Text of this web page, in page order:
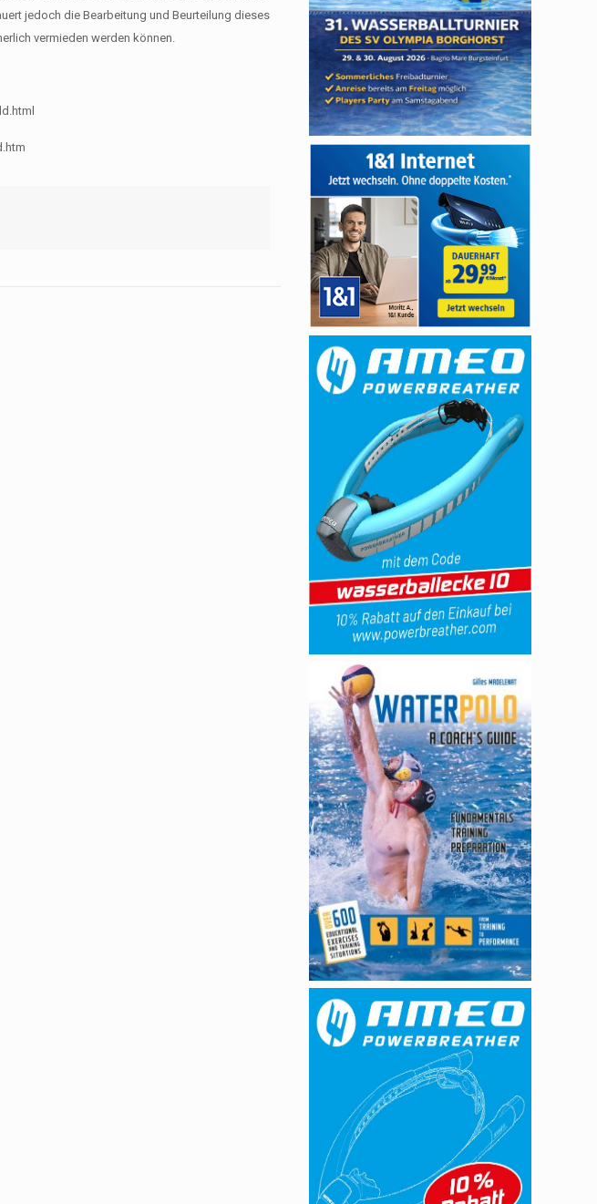
jedoch die Bearbeitung und Beurteilung dieses
vermieden werden können.